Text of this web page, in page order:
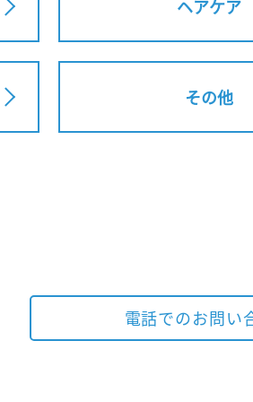
ヘアケア
その他
電話でのお問い